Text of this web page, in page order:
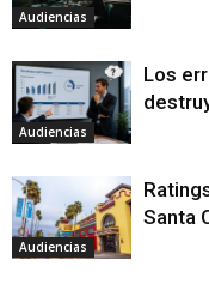
Audiencias
Audiencias
Los
Audiencias
Santa